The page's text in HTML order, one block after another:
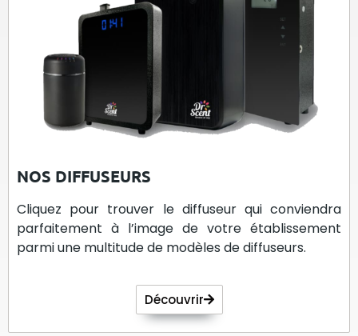
NOS DIFFUSEURS
Cliquez pour trouver le diffuseur qui conviendra
parfaitement à l’image de votre établissement
parmi une multitude de modèles de diffuseurs.
Découvrir